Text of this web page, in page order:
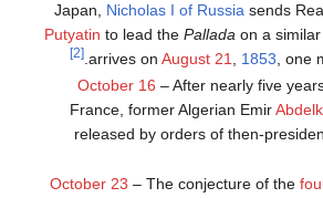
Japan, Nicholas I of Russiasends
Putyatin to lead the Palladaon a similar
arrives on August 21, 1853, one
[2]
October 16 – After nearly five
France, former Algerian Emir
released by orders of then-
October 23 – The conjecture of the